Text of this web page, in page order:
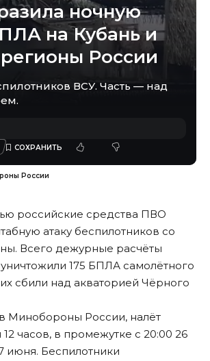
ночную
на Кубань и
России
ВСУ. Часть — над
России
российские средства ПВО
атаку беспилотников со
Всего дежурные расчёты
175 БПЛА самолётного
сбили над акваторией Чёрного
Минобороны России, налёт
часов, в промежутке с 20:00 26
июня. Беспилотники